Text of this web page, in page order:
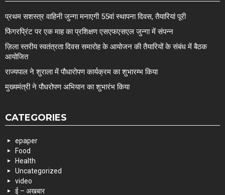
प्रथम सशस्त्र वाहिनी जुन्गा मनाएगी 55वां स्थापना दिवस, तैयारियां पूरी
फिंगरप्रिंट पर एक माह का प्रशिक्षण एसएफएसएल जुन्गा में संपन्न
ज़िला स्तरीय स्वतंत्रता दिवस समारोह के आयोजन की तैयारियों के संबंध में बैठक
आयोजित
राज्यपाल ने शुराला में पौधारोपण कार्यक्रम का शुभारम्भ किया
मुख्यमंत्री ने पौधरोपण अभियान का शुभारंभ किया
CATEGORIES
epaper
Food
Health
Uncategorized
video
ई – अखबार